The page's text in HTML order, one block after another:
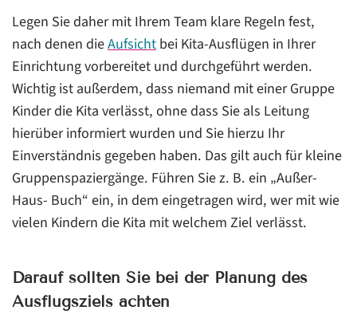
Legen Sie daher mit Ihrem Team klare Regeln fest,
nach denen dieAufsichtbei Kita-Ausflügen in Ihrer
Einrichtung vorbereitet und durchgeführt werden.
Wichtig ist außerdem, dass niemand mit einer Gruppe
Kinder die Kita verlässt, ohne dass Sie als Leitung
hierüber informiert wurden und Sie hierzu Ihr
Einverständnis gegeben haben. Das gilt auch für kleine
Gruppenspaziergänge. Führen Sie z. B. ein „Außer-
Haus- Buch“ ein, in dem eingetragen wird, wer mit wie
vielen Kindern die Kita mit welchem Ziel verlässt.
Darauf sollten Sie bei der Planung des
Ausflugsziels achten